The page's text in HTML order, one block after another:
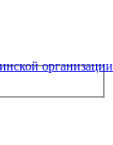
организации